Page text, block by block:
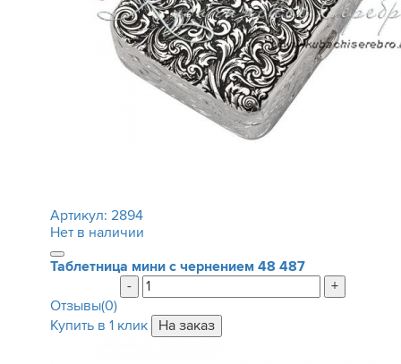
Артикул: 2894
Нет в наличии
Таблетница мини с чернением 48 487
-
+
Отзывы(0)
Купить в 1 клик